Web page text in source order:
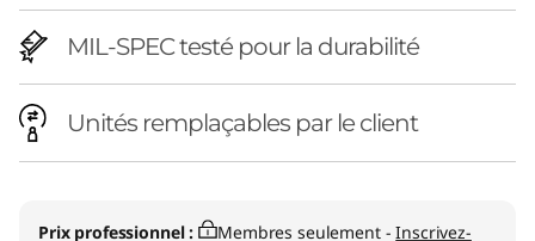
MIL-SPEC testé pour la durabilité
Unités remplaçables par le client
Prix professionnel : Membres seulement -Inscrivez-